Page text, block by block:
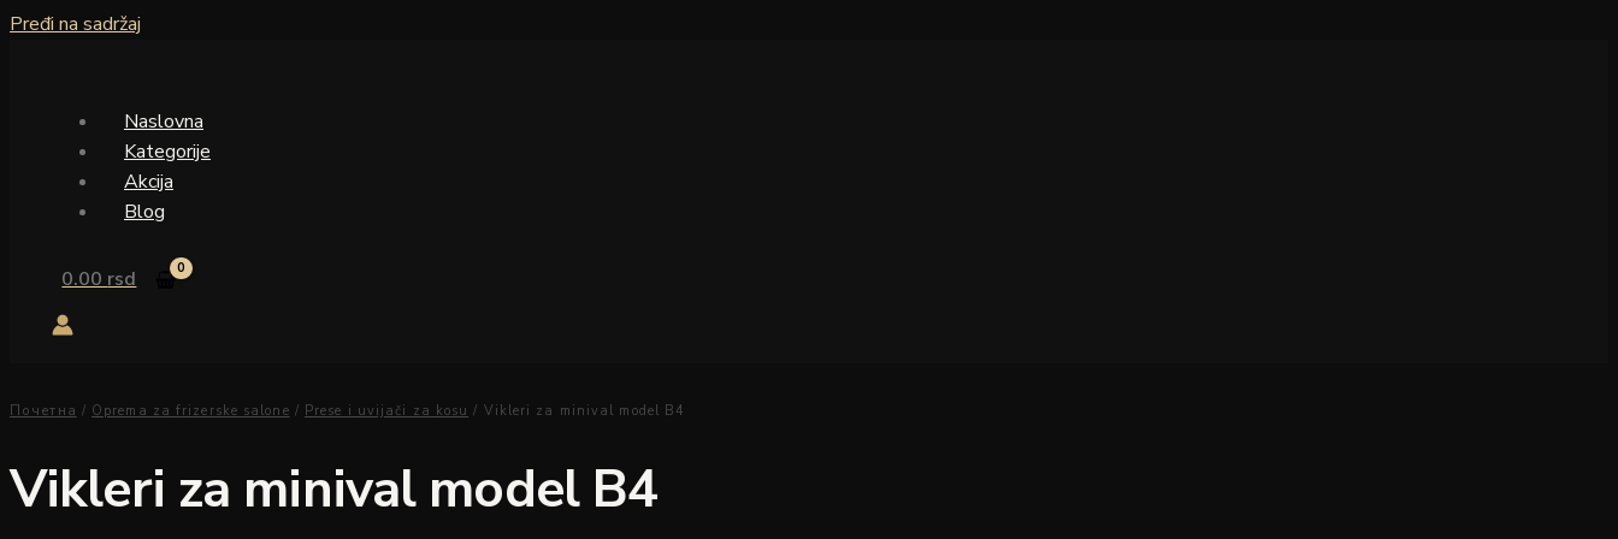
Pređi na sadržaj
Naslovna
Kategorije
Akcija
Blog
0.00 rsd
Почетна / Oprema za frizerske salone / Prese i uvijači za kosu / Vikleri za minival model B4
Vikleri za minival model B4